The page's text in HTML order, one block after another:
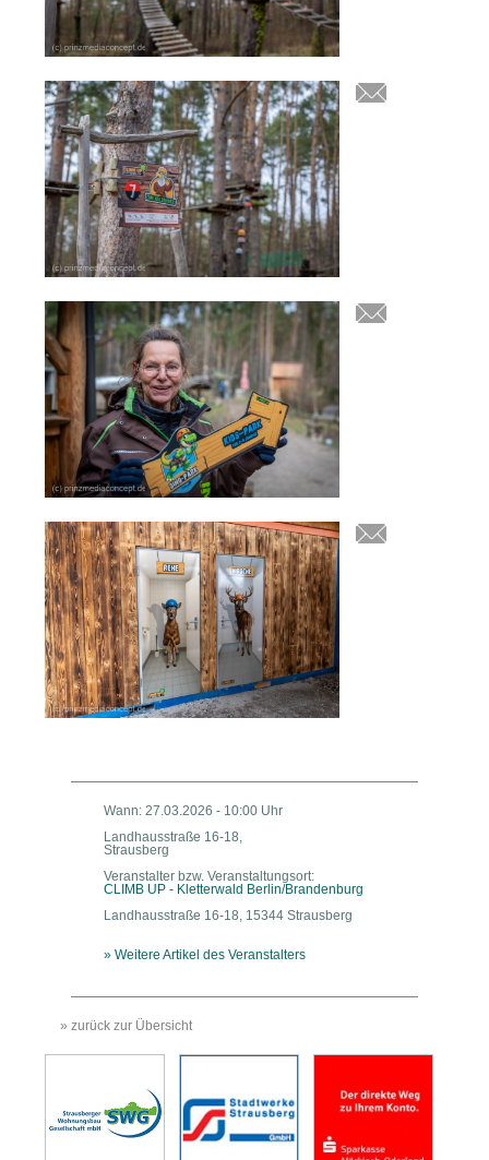
Wann: 27.03.2026 - 10:00 Uhr
Landhausstraße 16-18,
Strausberg
Veranstalter bzw. Veranstaltungsort:
CLIMB UP - Kletterwald Berlin/Brandenburg
Landhausstraße 16-18, 15344 Strausberg
» Weitere Artikel des Veranstalters
» zurück zur Übersicht